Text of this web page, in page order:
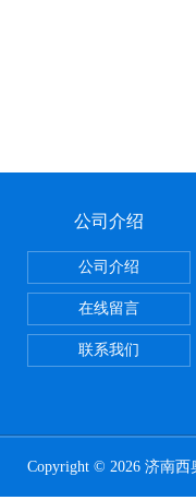
公司介绍
公司介绍
在线留言
联系我们
Copyright © 2026 济南西